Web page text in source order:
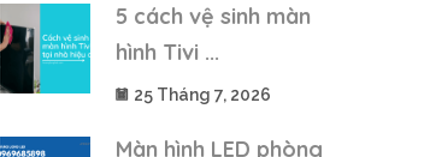
5 cách vệ sinh màn
hình Tivi ...
25 Tháng 7, 2026
Màn hình LED phòng